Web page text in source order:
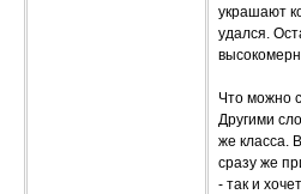
украшают
удался.
Что можно
Другими
же класса.
сразу же
- так и